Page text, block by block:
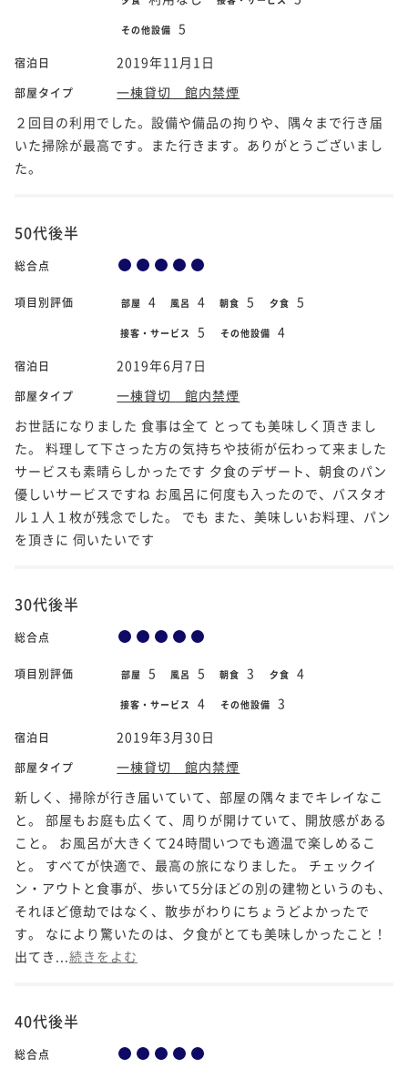
その他設備 5
宿泊日 2019年11月1日
部屋タイプ
一棟貸切 館内禁煙
２回目の利用でした。設備や備品の拘りや、隅々まで行き届
いた掃除が最高です。また行きます。ありがとうございまし
た。
50代後半
総合点
項目別評価 部屋 4 風呂 4 朝食 5 夕食 5
接客・サービス 5 その他設備 4
宿泊日 2019年6月7日
部屋タイプ
一棟貸切 館内禁煙
お世話になりました 食事は全て とっても美味しく頂きまし
た。 料理して下さった方の気持ちや技術が伝わって来ました
サービスも素晴らしかったです 夕食のデザート、朝食のパン
優しいサービスですね お風呂に何度も入ったので、バスタオ
ル１人１枚が残念でした。 でも また、美味しいお料理、パン
を頂きに 伺いたいです
30代後半
総合点
項目別評価 部屋 5 風呂 5 朝食 3 夕食 4
接客・サービス 4 その他設備 3
宿泊日 2019年3月30日
部屋タイプ
一棟貸切 館内禁煙
新しく、掃除が行き届いていて、部屋の隅々までキレイなこ
と。 部屋もお庭も広くて、周りが開けていて、開放感がある
こと。 お風呂が大きくて24時間いつでも適温で楽しめるこ
と。 すべてが快適で、最高の旅になりました。 チェックイ
ン・アウトと食事が、歩いて5分ほどの別の建物というのも、
それほど億劫ではなく、散歩がわりにちょうどよかったで
す。 なにより驚いたのは、夕食がとても美味しかったこと！
出てき... 続きをよむ
40代後半
総合点